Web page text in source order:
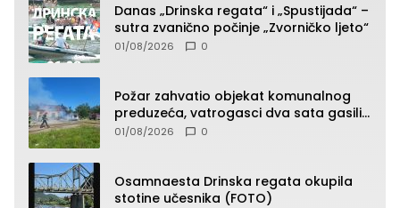
Danas „Drinska regata“ i „Spustijada“ –
sutra zvanično počinje „Zvorničko ljeto“
01/08/2026 0
Požar zahvatio objekat komunalnog
preduzeća, vatrogasci dva sata gasili
vatru (FOTO)
01/08/2026 0
Osamnaesta Drinska regata okupila
stotine učesnika (FOTO)